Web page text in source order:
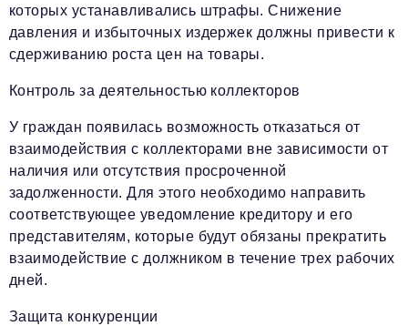
которых устанавливались штрафы. Снижение
давления и избыточных издержек должны привести к
сдерживанию роста цен на товары.
Контроль за деятельностью коллекторов
У граждан появилась возможность отказаться от
взаимодействия с коллекторами вне зависимости от
наличия или отсутствия просроченной
задолженности. Для этого необходимо направить
соответствующее уведомление кредитору и его
представителям, которые будут обязаны прекратить
взаимодействие с должником в течение трех рабочих
дней.
Защита конкуренции